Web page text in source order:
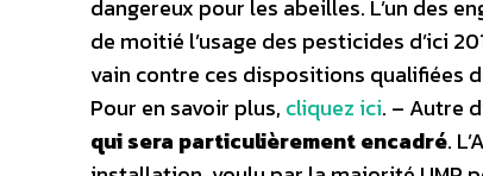
dangereux pour les abeilles. L’un des
de moitié l’usage des pesticides d’ici
vain contre ces dispositions qualifiées
Pour en savoir plus, cliquez ici. – Autre
qui sera particulièrement encadré.